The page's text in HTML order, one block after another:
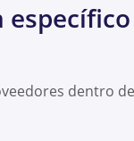
dentro